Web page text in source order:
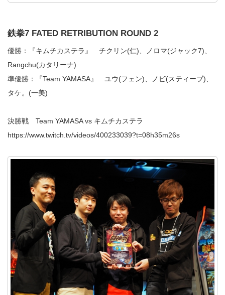
鉄拳7 FATED RETRIBUTION ROUND 2
優勝：『キムチカステラ』 チクリン(仁)、ノロマ(ジャック7)、
Rangchu(カタリーナ)
準優勝：『Team YAMASA』 ユウ(フェン)、ノビ(スティーブ)、
タケ。(一美)
決勝戦 Team YAMASA vs キムチカステラ
https://www.twitch.tv/videos/400233039?t=08h35m26s